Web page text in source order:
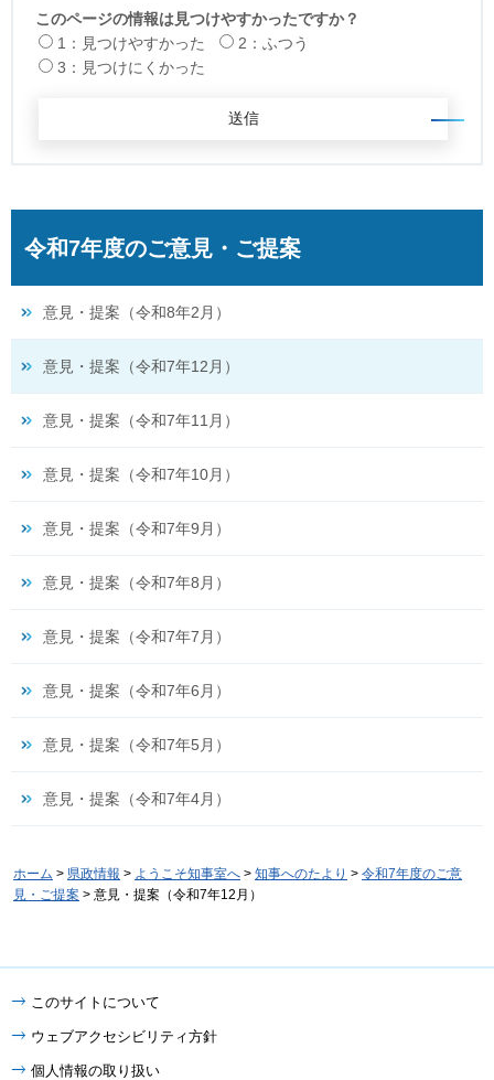
このページの情報は見つけやすかったですか？
1：見つけやすかった
2：ふつう
3：見つけにくかった
令和7年度のご意見・ご提案
意見・提案（令和8年2月）
意見・提案（令和7年12月）
意見・提案（令和7年11月）
意見・提案（令和7年10月）
意見・提案（令和7年9月）
意見・提案（令和7年8月）
意見・提案（令和7年7月）
意見・提案（令和7年6月）
意見・提案（令和7年5月）
意見・提案（令和7年4月）
ホーム > 県政情報 > ようこそ知事室へ > 知事へのたより > 令和7年度のご意
見・ご提案 > 意見・提案（令和7年12月）
このサイトについて
ウェブアクセシビリティ方針
個人情報の取り扱い